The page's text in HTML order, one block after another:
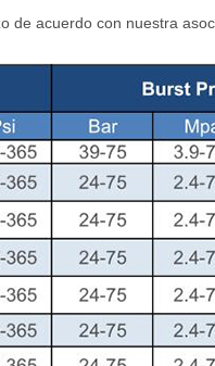
de acuerdo con nuestra